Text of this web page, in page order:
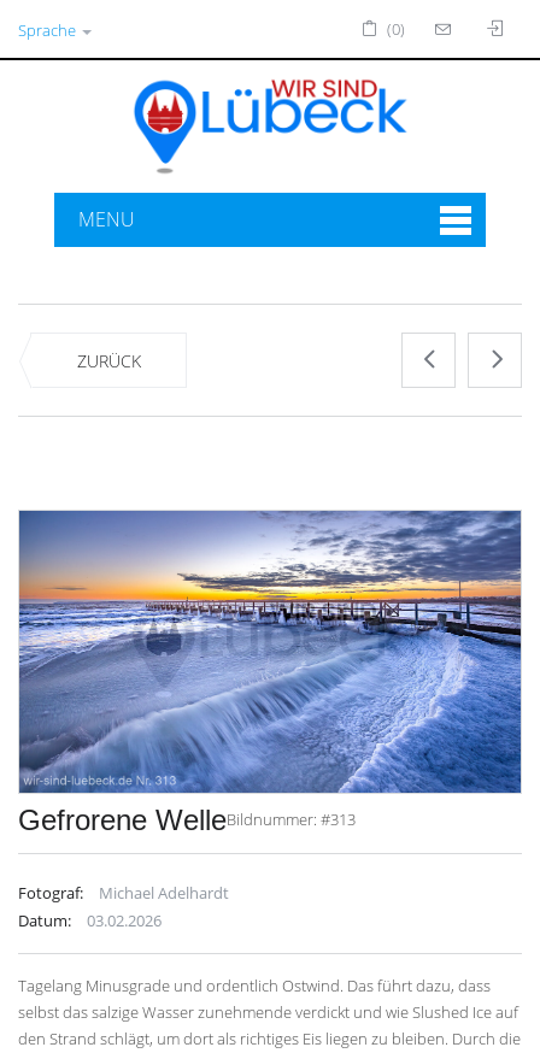
Sprache (0)
MENU
ZURÜCK
Gefrorene WelleBildnummer: #313
Fotograf:
Michael Adelhardt
Datum:
03.02.2026
Tagelang Minusgrade und ordentlich Ostwind. Das führt dazu, dass
selbst das salzige Wasser zunehmende verdickt und wie Slushed Ice auf
den Strand schlägt, um dort als richtiges Eis liegen zu bleiben. Durch die